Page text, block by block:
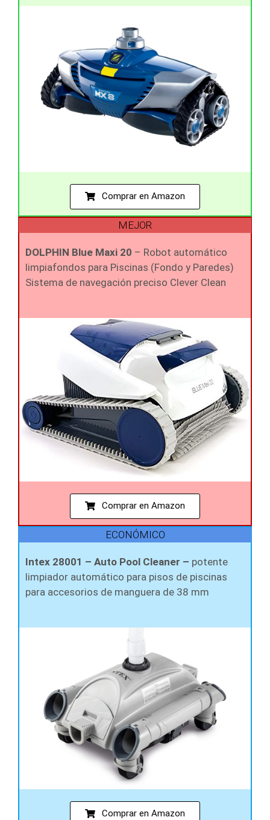
Comprar en Amazon
MEJOR
DOLPHIN Blue Maxi 20 – Robot automático
limpiafondos para Piscinas (Fondo y Paredes)
Sistema de navegación preciso Clever Clean
Comprar en Amazon
ECONÓMICO
Intex 28001 – Auto Pool Cleaner – potente
limpiador automático para pisos de piscinas
para accesorios de manguera de 38 mm
Comprar en Amazon